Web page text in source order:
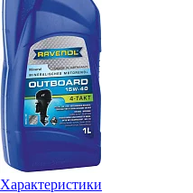
Характеристики